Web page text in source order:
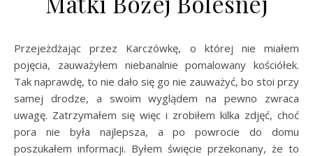
Przejeżdżając przez Karczówkę, o której nie miałem
pojęcia, zauważyłem niebanalnie pomalowany kościółek.
Tak naprawdę, to nie dało się go nie zauważyć, bo stoi przy
samej drodze, a swoim wyglądem na pewno zwraca
uwagę. Zatrzymałem się więc i zrobiłem kilka zdjęć, choć
pora nie była najlepsza, a po powrocie do domu
poszukałem informacji. Byłem święcie przekonany, że to